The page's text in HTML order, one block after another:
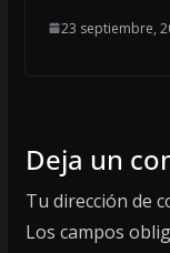
23 septiembre,
Deja un
Tu dirección de
Los campos